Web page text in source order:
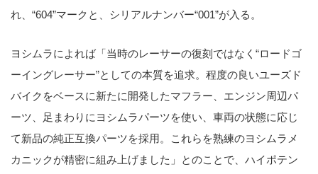
れ、“604”マークと、シリアルナンバー“001”が入る。
ヨシムラによれば「当時のレーサーの復刻ではなく“ロードゴ
ーイングレーサー”としての本質を追求。程度の良いユーズド
バイクをベースに新たに開発したマフラー、エンジン周辺パ
ーツ、足まわりにヨシムラパーツを使い、車両の状態に応じ
て新品の純正互換パーツを採用。これらを熟練のヨシムラメ
カニックが精密に組み上げました」とのことで、ハイポテン